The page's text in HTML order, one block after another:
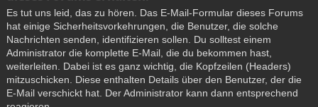
Es tut uns leid, das zu hören. Das E-Mail-Formular dieses Forums
hat einige Sicherheitsvorkehrungen, die Benutzer, die solche
Nachrichten senden, identifizieren sollen. Du solltest einem
Administrator die komplette E-Mail, die du bekommen hast,
weiterleiten. Dabei ist es ganz wichtig, die Kopfzeilen (Headers)
mitzuschicken. Diese enthalten Details über den Benutzer, der die
E-Mail verschickt hat. Der Administrator kann dann entsprechend